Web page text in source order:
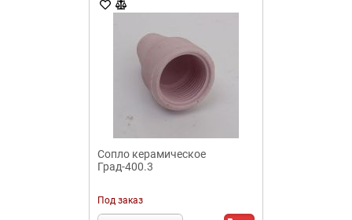
Сопло керамическое
Град-400.3
Под заказ